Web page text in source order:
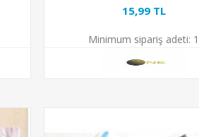
15,99 TL
Minimum sipariş adeti: 1